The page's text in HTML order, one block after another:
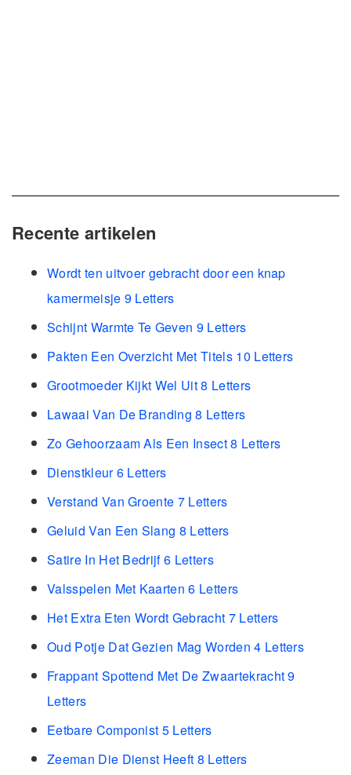
Recente artikelen
Wordt ten uitvoer gebracht door een knap
kamermeisje 9 Letters
Schijnt Warmte Te Geven 9 Letters
Pakten Een Overzicht Met Titels 10 Letters
Grootmoeder Kijkt Wel Uit 8 Letters
Lawaai Van De Branding 8 Letters
Zo Gehoorzaam Als Een Insect 8 Letters
Dienstkleur 6 Letters
Verstand Van Groente 7 Letters
Geluid Van Een Slang 8 Letters
Satire In Het Bedrijf 6 Letters
Valsspelen Met Kaarten 6 Letters
Het Extra Eten Wordt Gebracht 7 Letters
Oud Potje Dat Gezien Mag Worden 4 Letters
Frappant Spottend Met De Zwaartekracht 9
Letters
Eetbare Componist 5 Letters
Zeeman Die Dienst Heeft 8 Letters